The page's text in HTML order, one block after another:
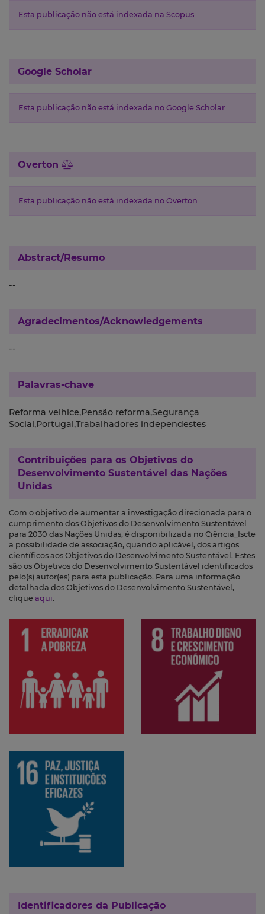
Esta publicação não está indexada na Scopus
Google Scholar
Esta publicação não está indexada no Google Scholar
Overton
Esta publicação não está indexada no Overton
Abstract/Resumo
--
Agradecimentos/Acknowledgements
--
Palavras-chave
Reforma velhice,Pensão reforma,Segurança
Social,Portugal,Trabalhadores independestes
Contribuições para os Objetivos do
Desenvolvimento Sustentável das Nações
Unidas
Com o objetivo de aumentar a investigação direcionada para o
cumprimento dos Objetivos do Desenvolvimento Sustentável
para 2030 das Nações Unidas, é disponibilizada no Ciência_Iscte
a possibilidade de associação, quando aplicável, dos artigos
científicos aos Objetivos do Desenvolvimento Sustentável. Estes
são os Objetivos do Desenvolvimento Sustentável identificados
pelo(s) autor(es) para esta publicação. Para uma informação
detalhada dos Objetivos do Desenvolvimento Sustentável,
clique aqui.
Identificadores da Publicação